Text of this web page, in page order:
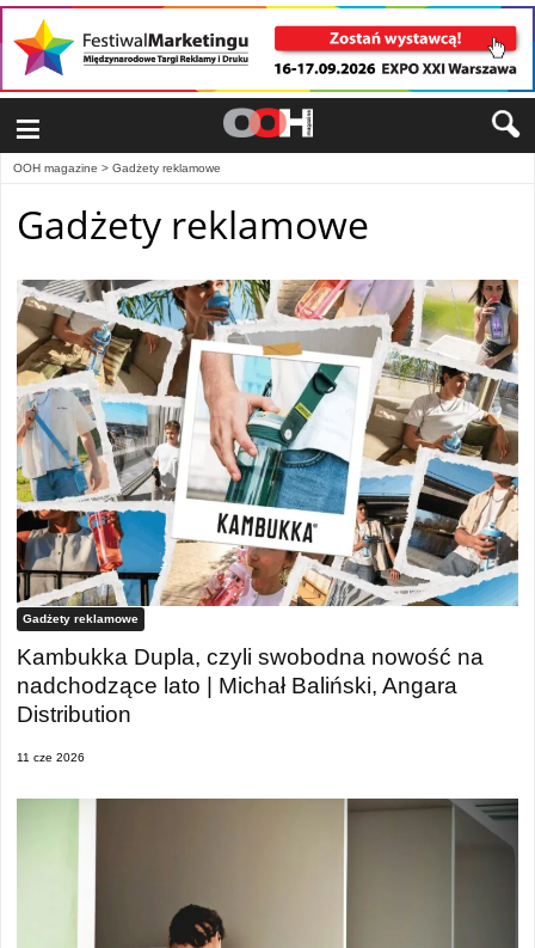
≡
OOH magazine > Gadżety reklamowe
Gadżety reklamowe
Gadżety reklamowe
Kambukka Dupla, czyli swobodna nowość na
nadchodzące lato | Michał Baliński, Angara
Distribution
11 cze 2026